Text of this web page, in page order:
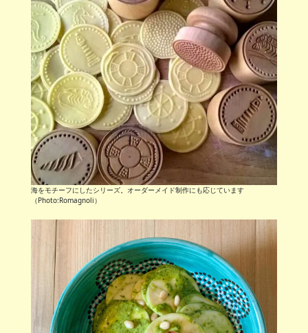
海をモチーフにしたシリーズ。オーダーメイド制作にも応じています
（Photo:Romagnoli）